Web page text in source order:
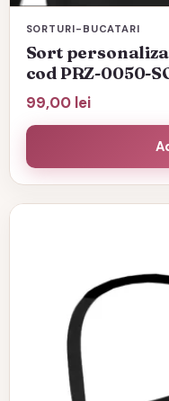
SORTURI-BUCATARI
Sort
cod PRZ-0050-
99,00 lei